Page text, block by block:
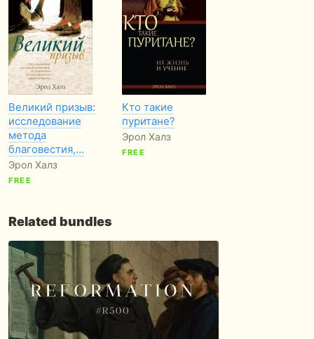
Великий призыв:
исследование
метода
благовестия,…
Эрол Халз
FREE
Кто такие
пуритане?
Эрол Халз
FREE
Related bundles